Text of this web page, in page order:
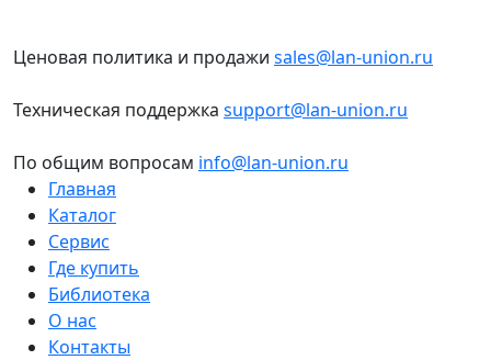
Ценовая политика и продажи sales@lan-union.ru
Техническая поддержка support@lan-union.ru
По общим вопросам info@lan-union.ru
Главная
Каталог
Сервис
Где купить
Библиотека
О нас
Контакты